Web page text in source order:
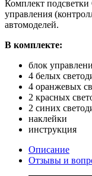
Комплект подсветки
управления
автомоделей.
В комплекте:
блок
4 белых
4 оранжевых
2 красных
2 синих
наклейки
инструкция
Описание
Отзывы и